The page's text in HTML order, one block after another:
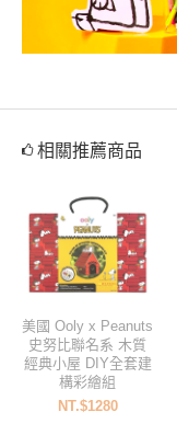
相關推薦商品
美國 Ooly x Peanuts
史努比聯名系 木質
經典小屋 DIY全套建
構彩繪組
NT.$1280